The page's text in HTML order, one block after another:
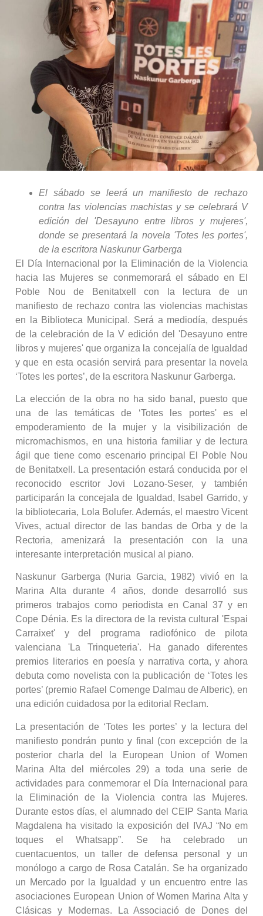
El sábado se leerá un manifiesto de rechazo
contra las violencias machistas y se celebrará V
edición del 'Desayuno entre libros y mujeres',
donde se presentará la novela 'Totes les portes',
de la escritora Naskunur Garberga
El Día Internacional por la Eliminación de la Violencia
hacia las Mujeres se conmemorará el sábado en El
Poble Nou de Benitatxell con la lectura de un
manifiesto de rechazo contra las violencias machistas
en la Biblioteca Municipal. Será a mediodía, después
de la celebración de la V edición del 'Desayuno entre
libros y mujeres' que organiza la concejalía de Igualdad
y que en esta ocasión servirá para presentar la novela
‘Totes les portes’, de la escritora Naskunur Garberga.
La elección de la obra no ha sido banal, puesto que
una de las temáticas de ‘Totes les portes' es el
empoderamiento de la mujer y la visibilización de
micromachismos, en una historia familiar y de lectura
ágil que tiene como escenario principal El Poble Nou
de Benitatxell. La presentación estará conducida por el
reconocido escritor Jovi Lozano-Seser, y también
participarán la concejala de Igualdad, Isabel Garrido, y
la bibliotecaria, Lola Bolufer. Además, el maestro Vicent
Vives, actual director de las bandas de Orba y de la
Rectoria, amenizará la presentación con la una
interesante interpretación musical al piano.
Naskunur Garberga (Nuria Garcia, 1982) vivió en la
Marina Alta durante 4 años, donde desarrolló sus
primeros trabajos como periodista en Canal 37 y en
Cope Dénia. Es la directora de la revista cultural 'Espai
Carraixet' y del programa radiofónico de pilota
valenciana 'La Trinqueteria'. Ha ganado diferentes
premios literarios en poesía y narrativa corta, y ahora
debuta como novelista con la publicación de ‘Totes les
portes’ (premio Rafael Comenge Dalmau de Alberic), en
una edición cuidadosa por la editorial Reclam.
La presentación de ‘Totes les portes’ y la lectura del
manifiesto pondrán punto y final (con excepción de la
posterior charla del la European Union of Women
Marina Alta del miércoles 29) a toda una serie de
actividades para conmemorar el Día Internacional para
la Eliminación de la Violencia contra las Mujeres.
Durante estos días, el alumnado del CEIP Santa Maria
Magdalena ha visitado la exposición del IVAJ “No em
toques el Whatsapp”. Se ha celebrado un
cuentacuentos, un taller de defensa personal y un
monólogo a cargo de Rosa Catalán. Se ha organizado
un Mercado por la Igualdad y un encuentro entre las
asociaciones European Union of Women Marina Alta y
Clásicas y Modernas. La Associació de Dones del